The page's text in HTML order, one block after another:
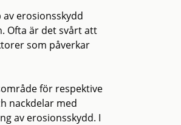
erosionsskydd
Ofta är det svårt att
som påverkar
för respektive
nackdelar med
av erosionsskydd. I